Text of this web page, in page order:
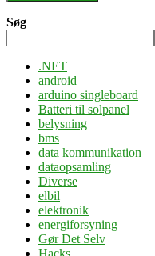
Søg
.NET
android
arduino singleboard
Batteri til solpanel
belysning
bms
data kommunikation
dataopsamling
Diverse
elbil
elektronik
energiforsyning
Gør Det Selv
Hacks